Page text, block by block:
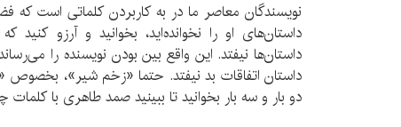
نویسندگان معاصر ما در به کاربردن کلماتی است که
داستان‌های او را نخوانده‌اید، بخوانید و آرزو کنید
داستان‌ها نیفتد. این واقع بین بودن نویسنده را
داستان اتفاقات بد نیفتد. حتما «زخم شیر»،
دو بار و سه بار بخوانید تا ببینید صمد طاهری با